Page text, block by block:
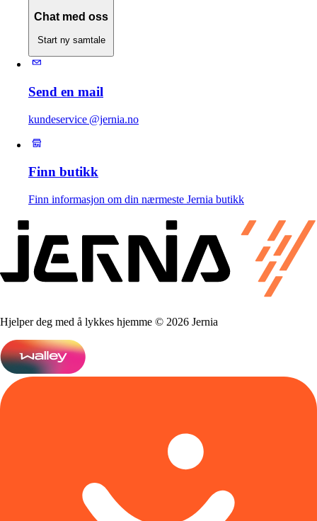
Chat med oss
Start ny samtale
Send en mail
kundeservice @jernia.no
Finn butikk
Finn informasjon om din nærmeste Jernia butikk
Hjelper deg med å lykkes hjemme © 2026 Jernia